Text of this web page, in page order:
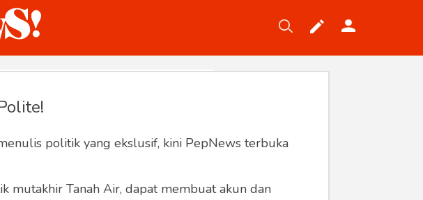
politik yang ekslusif, kini PepNews terbuka
mutakhir Tanah Air, dapat membuat akun dan